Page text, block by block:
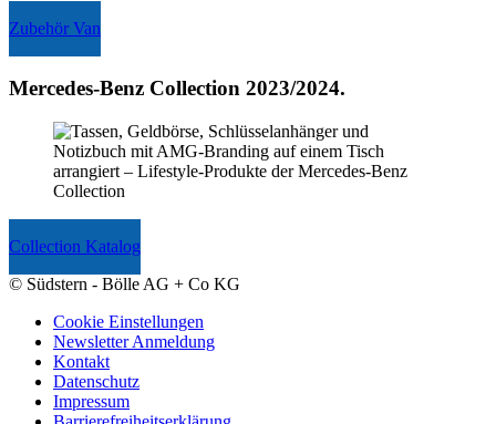
Zubehör Van
Mercedes-Benz Collection 2023/2024.
Collection Katalog
© Südstern - Bölle AG + Co KG
Cookie Einstellungen
Newsletter Anmeldung
Kontakt
Datenschutz
Impressum